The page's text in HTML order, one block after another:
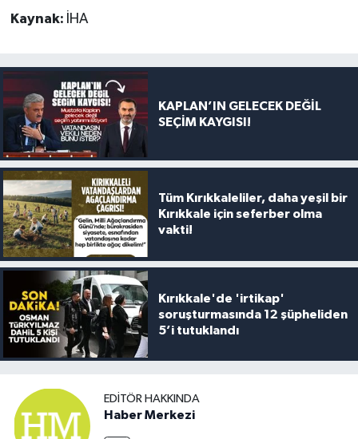
Kaynak: İHA
KAPLAN’IN GELECEK DEĞİL
SEÇİM KAYGISI!
Tüm Kırıkkaleliler, daha yeşil bir
Kırıkkale için seferber olma
vakti!
Kırıkkale'de 'irtikap'
soruşturmasında 12 şüpheliden
5’i tutuklandı
EDITÖR HAKKINDA
Haber Merkezi